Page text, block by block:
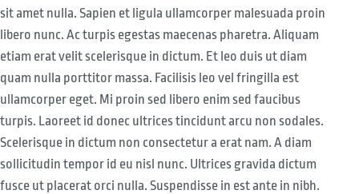
sit amet nulla. Sapien et ligula ullamcorper malesuada proin
libero nunc. Ac turpis egestas maecenas pharetra. Aliquam
etiam erat velit scelerisque in dictum. Et leo duis ut diam
quam nulla porttitor massa. Facilisis leo vel fringilla est
ullamcorper eget. Mi proin sed libero enim sed faucibus
turpis. Laoreet id donec ultrices tincidunt arcu non sodales.
Scelerisque in dictum non consectetur a erat nam. A diam
sollicitudin tempor id eu nisl nunc. Ultrices gravida dictum
fusce ut placerat orci nulla. Suspendisse in est ante in nibh.